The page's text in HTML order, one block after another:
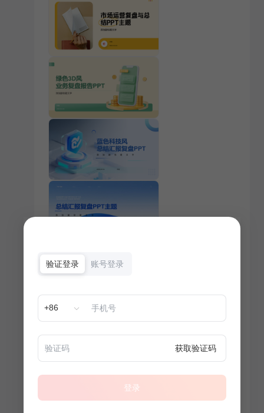
验证登录 账号登录
+86
获取验证码
登录